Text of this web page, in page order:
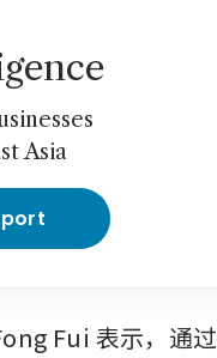
Asia
Fui 表示，通